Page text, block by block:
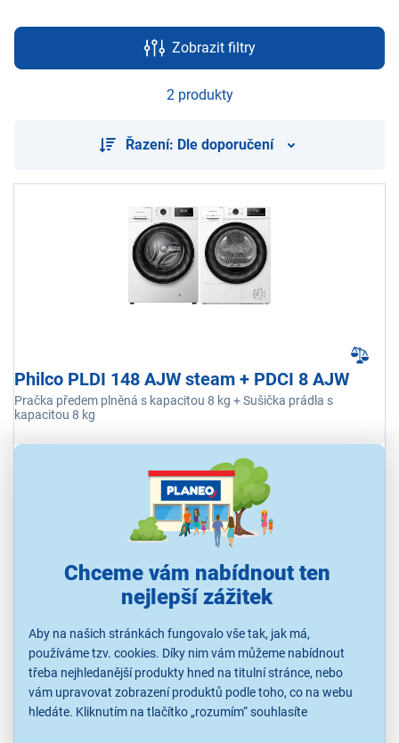
Chceme vám nabídnout ten
nejlepší zážitek
Aby na našich stránkách fungovalo vše tak, jak má,
používáme tzv. cookies. Díky nim vám můžeme nabídnout
třeba nejhledanější produkty hned na titulní stránce, nebo
vám upravovat zobrazení produktů podle toho, co na webu
hledáte. Kliknutím na tlačítko „rozumím“ souhlasíte
Zobrazit filtry
2 produkty
Řazení: Dle doporučení
Philco PLDI 148 AJW steam + PDCI 8 AJW
Pračka předem plněná s kapacitou 8 kg + Sušička prádla s
kapacitou 8 kg